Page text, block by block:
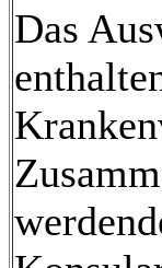
Das